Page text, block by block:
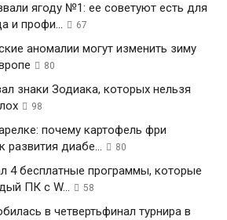
ягоду №1: ее советуют есть для
и профи...
67
аномалии могут изменить зиму
80
знаки Зодиака, которых нельзя
98
почему картофель фри
развития диабе...
80
4 бесплатные программы, которые
ПК с W...
58
в четвертьфинал турнира в